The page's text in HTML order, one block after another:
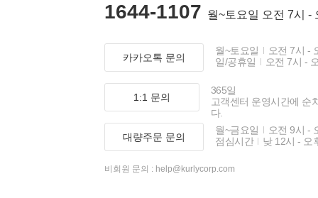
1644-1107 월~토요일 오전 7시 -
카카오톡 문의
월~토요일
오전 7시 -
일/공휴일
오전 7시 -
1:1 문의
365일
고객센터 운영시간에 순
다.
대량주문 문의
월~금요일
오전 9시 -
점심시간
낮 12시 - 오
비회원 문의 : help@kurlycorp.com